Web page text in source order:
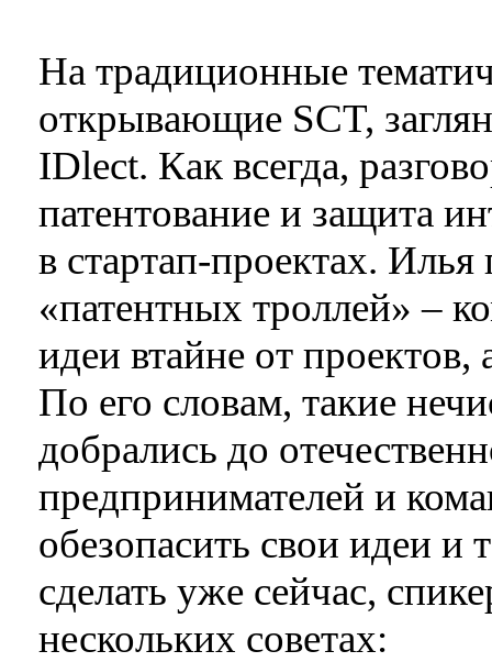
На традиционные
открывающие SCT,
IDlect. Как всегда,
патентование и защита
в стартап-проектах.
«патентных троллей» –
идеи втайне от
По его словам, такие
добрались до
предпринимателей и
обезопасить свои идеи и
сделать уже сейчас,
нескольких советах: